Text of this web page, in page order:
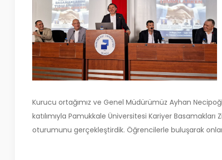
Kurucu ortağımız ve Genel Müdürümüz Ayhan
katılımıyla Pamukkale Üniversitesi Kariyer
oturumunu gerçekleştirdik. Öğrencilerle buluşarak